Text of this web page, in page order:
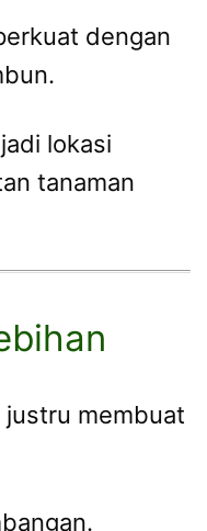
dengan
lokasi
tanaman
justru membuat